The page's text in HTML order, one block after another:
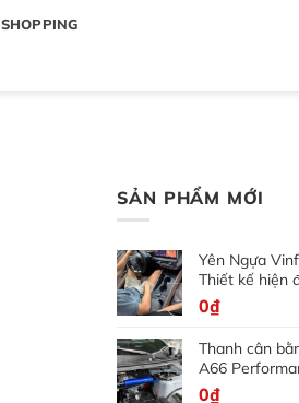
SHOPPING
SẢN PHẨM MỚI
Yên Ngựa
Thiết kế hiện
0₫
Thanh cân
A66
0₫